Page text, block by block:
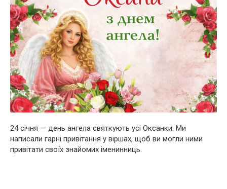
24 січня — день ангела святкують усі Оксанки. Ми
написали гарні привітання у віршах, щоб ви могли ними
привітати своїх знайомих іменинниць.